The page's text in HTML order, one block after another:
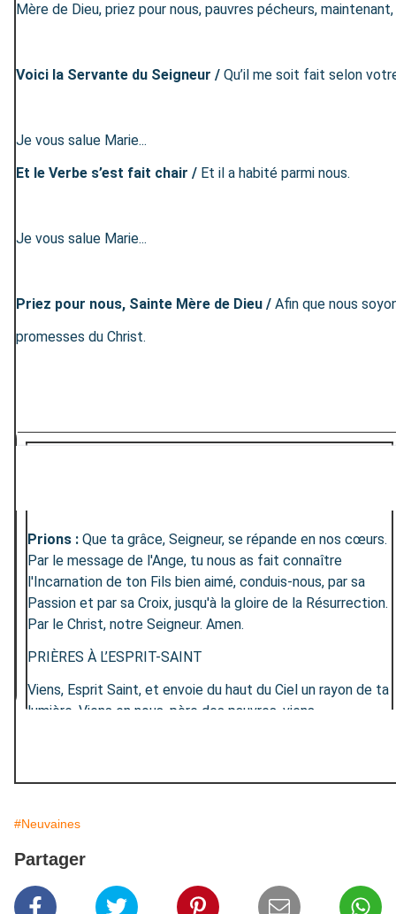
Mère de Dieu, priez pour nous, pauvres pécheurs,
Voici la Servante du Seigneur / Qu’il me soit fait selon
Je vous salue Marie...
Et le Verbe s’est fait chair / Et il a habité parmi nous.
Je vous salue Marie...
Priez pour nous, Sainte Mère de Dieu / Afin que nous
promesses du Christ.
Prions : Que ta grâce, Seigneur, se répande en nos cœurs.
Par le message de l'Ange, tu nous as fait connaître
l'Incarnation de ton Fils bien aimé, conduis-nous, par sa
Passion et par sa Croix, jusqu'à la gloire de la Résurrection.
Par le Christ, notre Seigneur. Amen.
PRIÈRES À L’ESPRIT-SAINT
Viens, Esprit Saint, et envoie du haut du Ciel un rayon de ta
lumière. Viens en nous, père des pauvres, viens,
bienheureuse, viens remplir jusqu’à l’intime le cœur de tous
homme, rien qui ne soit perverti. Lave ce qui est souillé,
ce qui est raide, réchauffe ce qui est froid, rends droit ce
#Neuvaines
Partager